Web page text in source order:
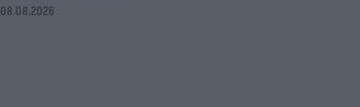
08.08.2026